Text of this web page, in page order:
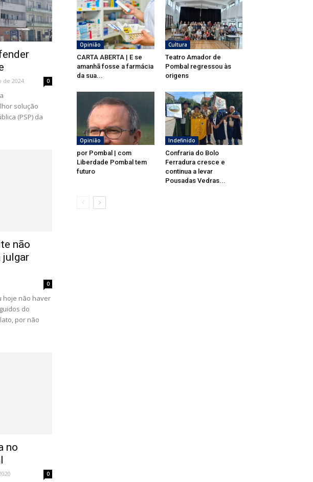
de 2024 0
solução
(PSP) da
não
julgar
0
hoje não haver
do
por não
no
0
Opinião
CARTA ABERTA | E se
amanhã fosse a farmácia
da sua...
Cultura
Teatro Amador de
Pombal regressou às
origens
Opinião
por Pombal | com
Liberdade Pombal tem
futuro
Indefinido
Confraria do Bolo
Ferradura cresce e
continua a levar
Pousadas Vedras...